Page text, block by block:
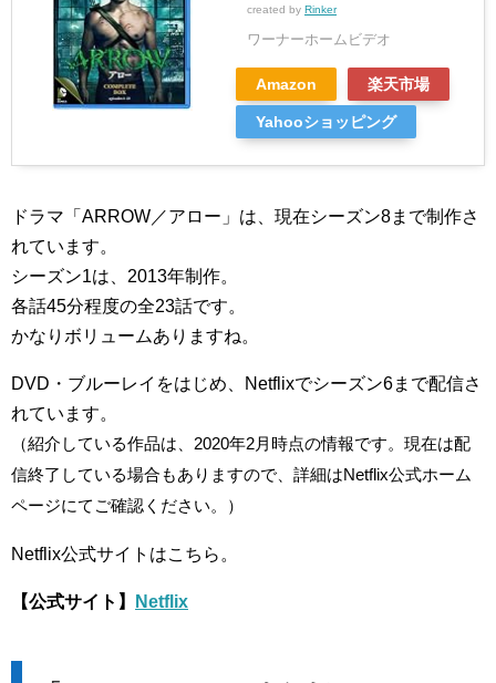
created by Rinker
ワーナーホームビデオ
Amazon 楽天市場
Yahooショッピング
ドラマ「ARROW／アロー」は、現在シーズン8まで制作さ
れています。
シーズン1は、2013年制作。
各話45分程度の全23話です。
かなりボリュームありますね。
DVD・ブルーレイをはじめ、Netflixでシーズン6まで配信さ
れています。
（紹介している作品は、2020年2月時点の情報です。現在は配
信終了している場合もありますので、詳細はNetflix公式ホーム
ページにてご確認ください。）
Netflix公式サイトはこちら。
【公式サイト】 Netflix